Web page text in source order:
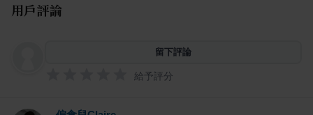
用戶評論
留下評論
給予評分